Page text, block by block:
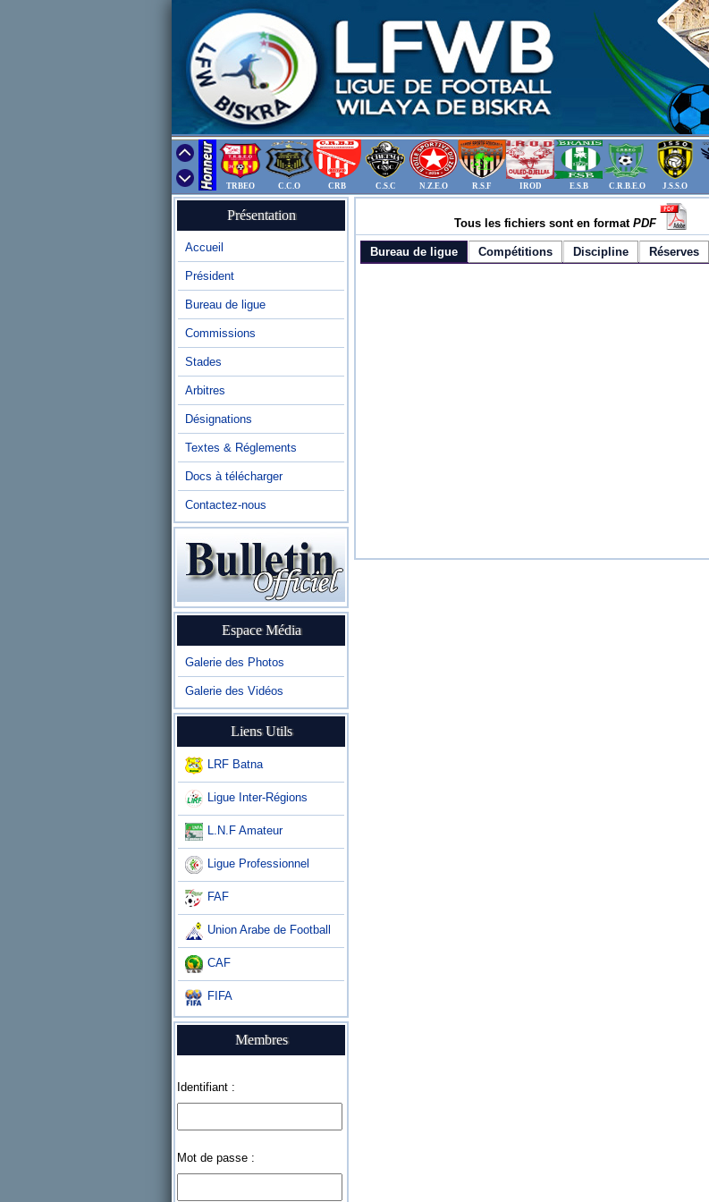
TRBEO C.C.O CRB C.S.C N.Z.E.O R.S.F IROD E.S.B C.R.B.E.O J.S.S.O
Présentation
Accueil
Président
Bureau de ligue
Commissions
Stades
Arbitres
Désignations
Textes & Réglements
Docs à télécharger
Contactez-nous
Espace Média
Galerie des Photos
Galerie des Vidéos
Liens Utils
LRF Batna
Ligue Inter-Régions
L.N.F Amateur
Ligue Professionnel
FAF
Union Arabe de Football
CAF
FIFA
Membres
Identifiant :
Mot de passe :
Tous les fichiers sont en format PDF
Bureau de ligue Compétitions Discipline Réserves